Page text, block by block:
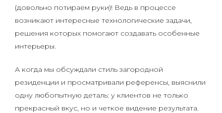
(довольно потираем руки)! Ведь в процессе
возникают интересные технологические задачи,
решения которых помогают создавать особенные
интерьеры.
А когда мы обсуждали стиль загородной
резиденции и просматривали референсы, выяснили
одну любопытную деталь: у клиентов не только
прекрасный вкус, но и четкое видение результата.